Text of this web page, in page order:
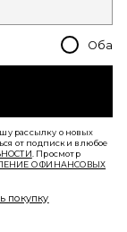
SUN WASH
Оба
рассылку о новых
от подписки в любое
. Просмотр
О ФИНАНСОВЫХ
покупку